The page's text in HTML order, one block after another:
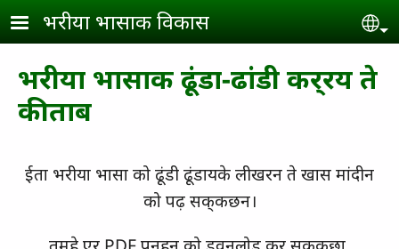
Skip to main content
भरीया भासाक विकास
भरीया भासाक ढूंडा-ढांडी कर्‌रय ते
कीताब
ईता भरीया भासा को ढूंडी ढूंडायके लीखरन ते खास मांदीन
को पढ़ सक्‌कछन।